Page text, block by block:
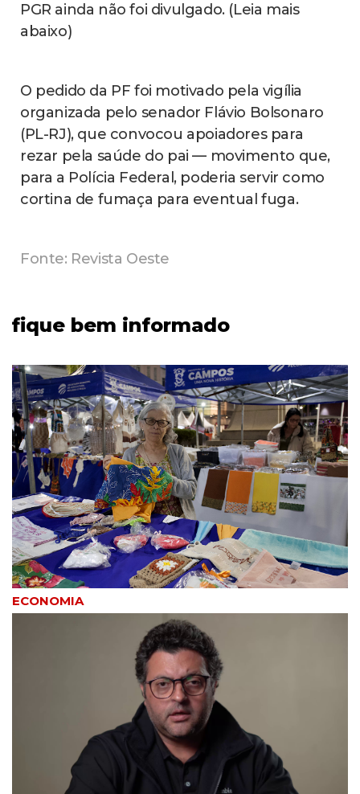
PGR ainda não foi divulgado. (Leia mais
abaixo)
O pedido da PF foi motivado pela vigília
organizada pelo senador Flávio Bolsonaro
(PL-RJ), que convocou apoiadores para
rezar pela saúde do pai — movimento que,
para a Polícia Federal, poderia servir como
cortina de fumaça para eventual fuga.
Fonte: Revista Oeste
fique bem informado
ECONOMIA